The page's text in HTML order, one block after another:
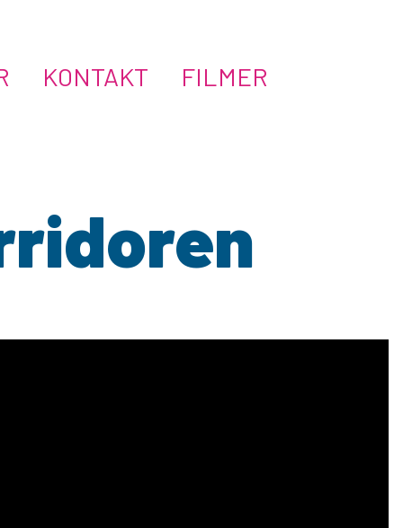
KONTAKT FILMER